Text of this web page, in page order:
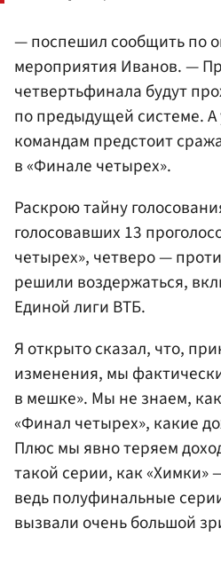
— поспешил сообщить по
мероприятия Иванов. —
четвертьфинала будут
по предыдущей системе. А
командам предстоит
в «Финале четырех».
Раскрою тайну
голосовавших 13
четырех», четверо —
решили воздержаться,
Единой лиги ВТБ.
Я открыто сказал, что,
изменения, мы
в мешке». Мы не знаем,
«Финал четырех», какие
Плюс мы явно теряем
такой серии, как «Химки»
ведь полуфинальные
вызвали очень большой